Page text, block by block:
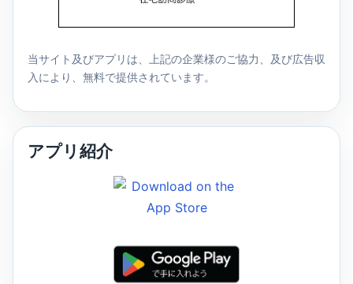
当サイト及びアプリは、上記の企業様のご協力、及び広告収
入により、無料で提供されています。
アプリ紹介